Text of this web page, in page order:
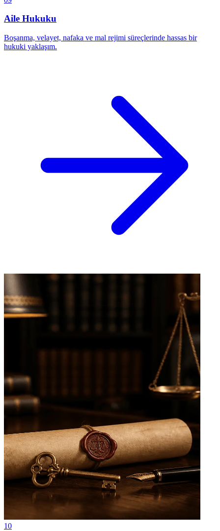
Aile Hukuku
Boşanma, velayet, nafaka ve mal rejimi süreçlerinde hassas bir
hukuki yaklaşım.
10